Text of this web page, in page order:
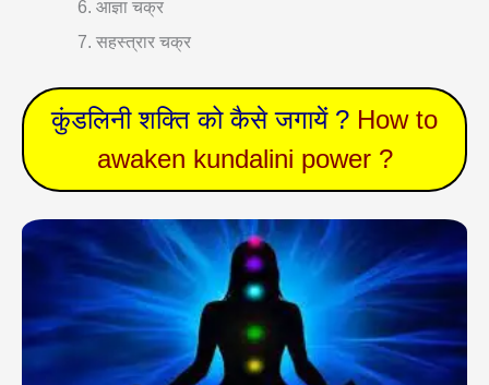
आज्ञा चक्र
सहस्त्रार चक्र
कुंडलिनी शक्ति को कैसे जगायें ? How to
awaken kundalini power ?